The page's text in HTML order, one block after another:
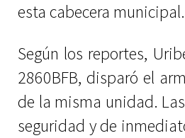
esta cabecera municipal.
Según los reportes,
2860BFB, disparó el
de la misma unidad.
seguridad y de